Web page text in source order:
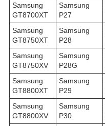
Samsung
GT8700XT
Samsung
P27
Samsung
GT8750XT
Samsung
P28
Samsung
GT8750XV
Samsung
P28G
Samsung
GT8800XT
Samsung
P29
Samsung
GT8800XV
Samsung
P30